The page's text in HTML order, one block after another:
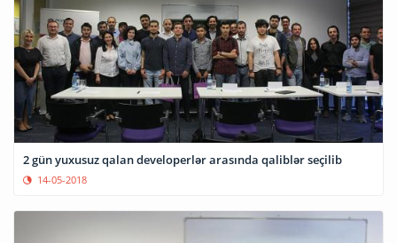
2 gün yuxusuz qalan developerlər arasında qaliblər seçilib
14-05-2018